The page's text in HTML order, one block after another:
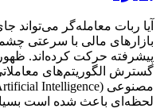
آیا ربات معامله‌گر می‌تواند
بازارهای مالی با سرعتی
لحظه‌ای باعث شده است